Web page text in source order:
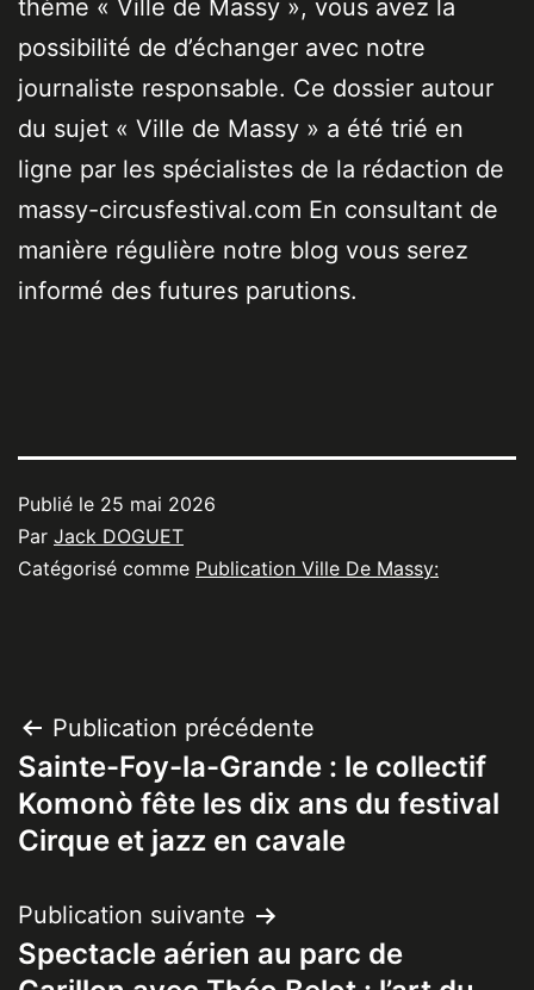
thème « Ville de Massy », vous avez la
possibilité de d’échanger avec notre
journaliste responsable. Ce dossier autour
du sujet « Ville de Massy » a été trié en
ligne par les spécialistes de la rédaction de
massy-circusfestival.com En consultant de
manière régulière notre blog vous serez
informé des futures parutions.
Publié le 25 mai 2026
Par Jack DOGUET
Catégorisé comme Publication Ville De Massy:
Navigation
de
l’article
Publication précédente
Sainte-Foy-la-Grande : le collectif
Komonò fête les dix ans du festival
Cirque et jazz en cavale
Publication suivante
Spectacle aérien au parc de